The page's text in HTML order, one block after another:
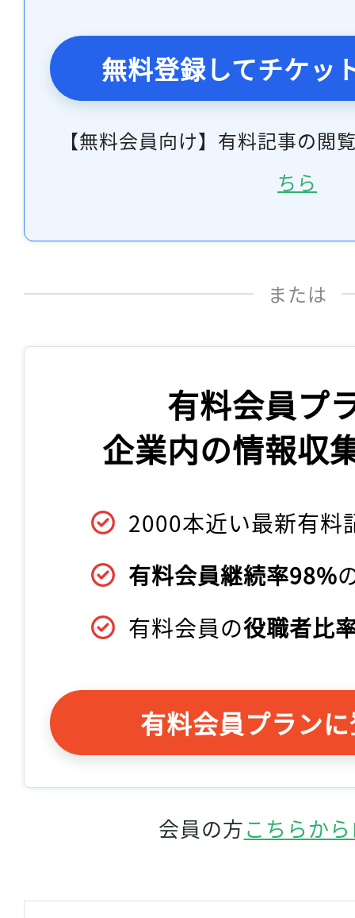
無料登録してチケッ
【無料会員向け】有料記事の閲
ちら
または
有料会員プ
企業内の情報収
2000本近い最新有料
有料会員継続率98%
有料会員の役職者比
有料会員プラン
会員の方こちらか